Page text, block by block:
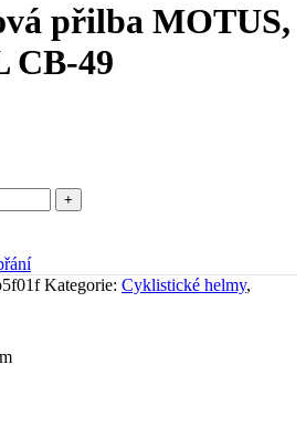
přilba MOTUS,
CB-49
Kategorie: Cyklistické helmy,